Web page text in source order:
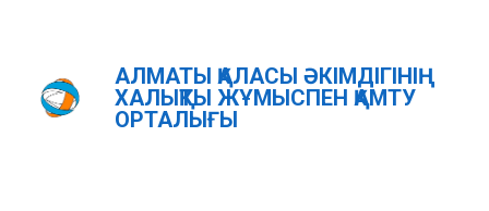
АЛМАТЫ ҚАЛАСЫ ӘКІМДІГІНІҢ
ХАЛЫҚТЫ ЖҰМЫСПЕН ҚАМТУ
ОРТАЛЫҒЫ
Главная
Новости
Как подать заявление на назначение АСП в онлайн-